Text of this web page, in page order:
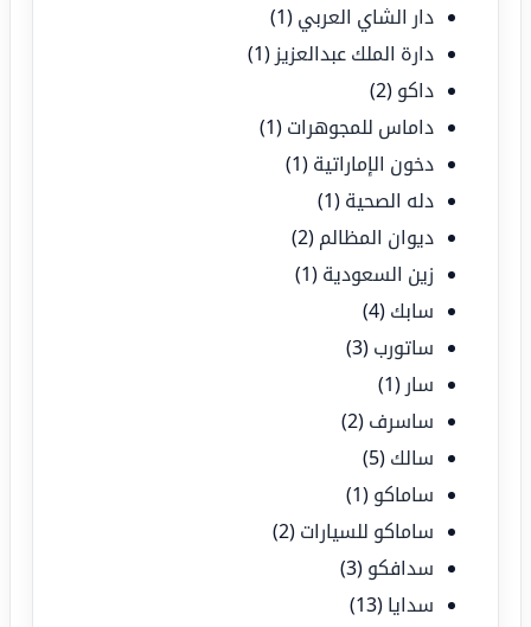
دار الشاي العربي (1)
دارة الملك عبدالعزيز (1)
داكو (2)
داماس للمجوهرات (1)
دخون الإماراتية (1)
دله الصحية (1)
ديوان المظالم (2)
زين السعودية (1)
سابك (4)
ساتورب (3)
سار (1)
ساسرف (2)
سالك (5)
ساماكو (1)
ساماكو للسيارات (2)
سدافكو (3)
سدايا (13)